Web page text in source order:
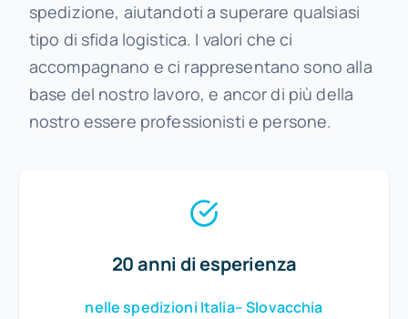
spedizione, aiutandoti a superare qualsiasi
tipo di sfida logistica. I valori che ci
accompagnano e ci rappresentano sono alla
base del nostro lavoro, e ancor di più della
nostro essere professionisti e persone.
20 anni di esperienza
nelle spedizioni Italia– Slovacchia